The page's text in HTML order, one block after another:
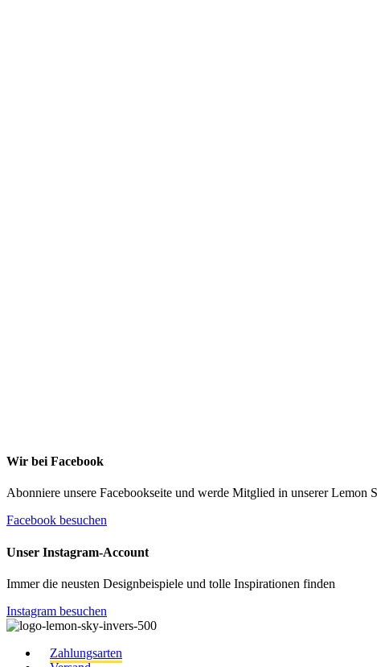
Wir bei Facebook
Abonniere unsere Facebookseite und werde Mitglied in unserer Lemon
Facebook besuchen
Unser Instagram-Account
Immer die neusten Designbeispiele und tolle Inspirationen finden
Instagram besuchen
Zahlungsarten